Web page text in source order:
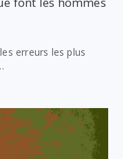
erreurs les plus